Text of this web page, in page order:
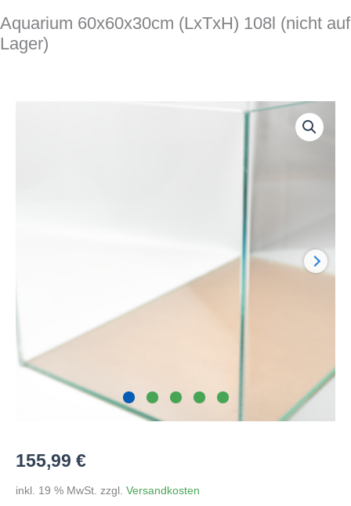
Aquarium 60x60x30cm (LxTxH) 108l (nicht auf
Lager)
155,99 €
inkl. 19 % MwSt. zzgl. Versandkosten